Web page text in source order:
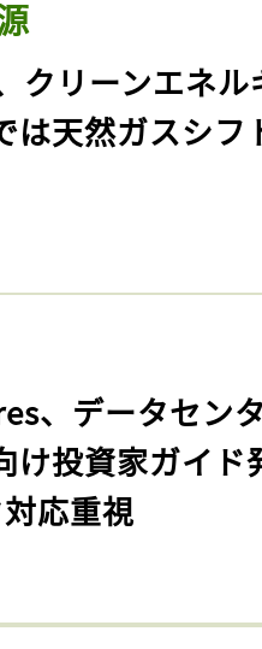
クリーンエネ
は天然ガスシフ
、データセン
け投資家ガイド
応重視